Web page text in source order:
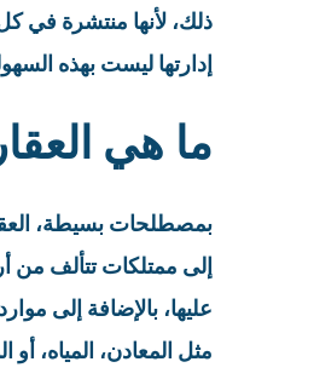
ذلك، لأنها منتشرة في
إدارتها ليست بهذه
ما هي
بمصطلحات بسيطة،
إلى ممتلكات تتألف من
عليها، بالإضافة إلى
مثل المعادن، المياه، أو